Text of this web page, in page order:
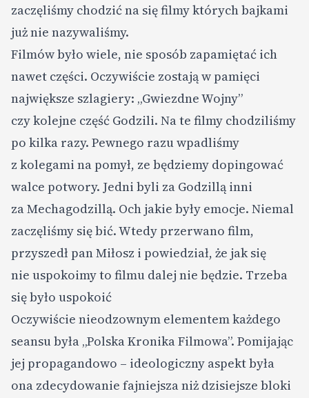
zaczęliśmy chodzić na się filmy których bajkami
już nie nazywaliśmy.
Filmów było wiele, nie sposób zapamiętać ich
nawet części. Oczywiście zostają w pamięci
największe szlagiery: „Gwiezdne Wojny”
czy kolejne część Godzili. Na te filmy chodziliśmy
po kilka razy. Pewnego razu wpadliśmy
z kolegami na pomył, ze będziemy dopingować
walce potwory. Jedni byli za Godzillą inni
za Mechagodzillą. Och jakie były emocje. Niemal
zaczęliśmy się bić. Wtedy przerwano film,
przyszedł pan Miłosz i powiedział, że jak się
nie uspokoimy to filmu dalej nie będzie. Trzeba
się było uspokoić
Oczywiście nieodzownym elementem każdego
seansu była „Polska Kronika Filmowa”. Pomijając
jej propagandowo – ideologiczny aspekt była
ona zdecydowanie fajniejsza niż dzisiejsze bloki